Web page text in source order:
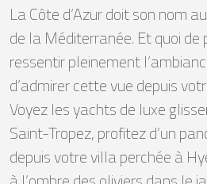
La Côte d’Azur doit son nom
de la Méditerranée. Et quoi de
ressentir pleinement
d’admirer cette vue depuis
Voyez les yachts de luxe
Saint-Tropez, profitez d’un
depuis votre villa perchée à